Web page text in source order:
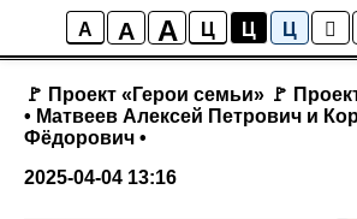
A A A Ц Ц Ц
Новости
🚩 Проект «Герои семьи» 🚩
• Матвеев Алексей Петрович и
Фёдорович •
2025-04-04 13:16